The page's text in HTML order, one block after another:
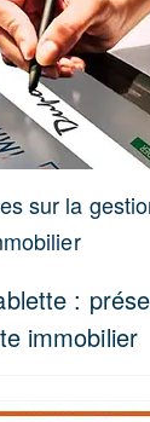
sur la
:
immobilier